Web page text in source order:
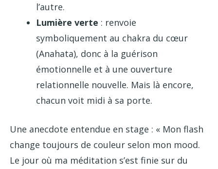
l’autre.
Lumière verte : renvoie
symboliquement au chakra du cœur
(Anahata), donc à la guérison
émotionnelle et à une ouverture
relationnelle nouvelle. Mais là encore,
chacun voit midi à sa porte.
Une anecdote entendue en stage : « Mon flash
change toujours de couleur selon mon mood.
Le jour où ma méditation s’est finie sur du